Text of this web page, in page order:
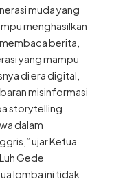
muda yang
menghasilkan
berita,
yang mampu
di era digital,
misinformasi
storytelling
dalam
ujar Ketua
Gede
lomba ini tidak